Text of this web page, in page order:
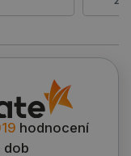
hodnocení
dob
soubory